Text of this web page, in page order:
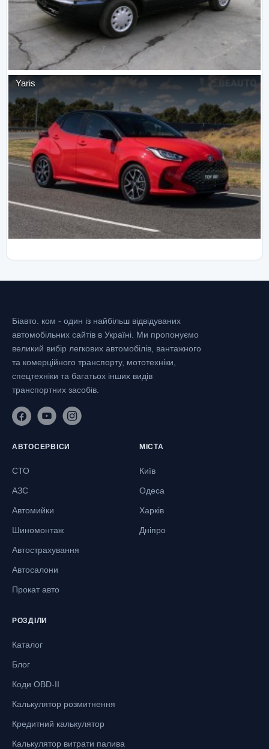
Yaris
Біавто. ком - один із найбільш відвідуваних
автомобільних сайтів в Україні. Ми пропонуємо
великий вибір легкових автомобілів, вантажного
та комерційного транспорту, мототехніки,
спецтехніки та багатьох інших видів
транспортних засобів.
АВТОСЕРВІСИ
СТО
АЗС
Автомийки
Шиномонтаж
Автострахування
Автосалони
Прокат авто
МІСТА
Київ
Одеса
Харків
Дніпро
РОЗДІЛИ
Каталог
Блог
Коди OBD-II
Калькулятор розмитнення
Кредитний калькулятор
Калькулятор витрати палива